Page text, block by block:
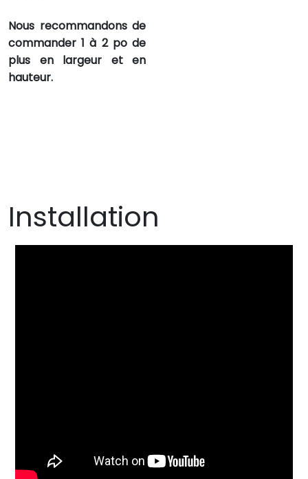
Nous recommandons de
commander 1 à 2 po de
plus en largeur et en
hauteur.
Installation